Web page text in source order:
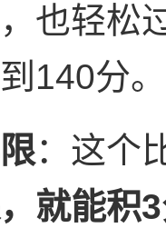
也轻松
140分。
：这个
就能积